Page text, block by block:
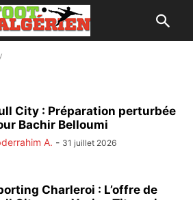
City : Préparation perturbée
Bachir Belloumi
A. - 31 juillet 2026
Charleroi : L’offre de